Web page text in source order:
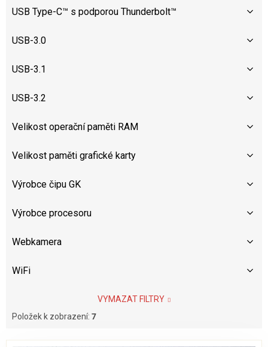
USB Type-C™ s podporou Thunderbolt™
USB-3.0
USB-3.1
USB-3.2
Velikost operační paměti RAM
Velikost paměti grafické karty
Výrobce čipu GK
Výrobce procesoru
Webkamera
WiFi
VYMAZAT FILTRY
Položek k zobrazení: 7